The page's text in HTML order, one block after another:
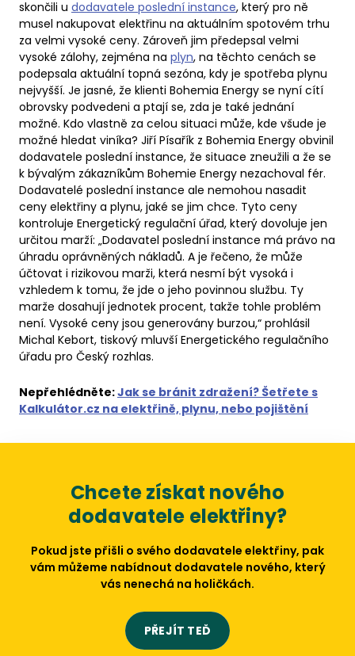
skončili u dodavatele poslední instance, který pro ně
musel nakupovat elektřinu na aktuálním spotovém trhu
za velmi vysoké ceny. Zároveň jim předepsal velmi
vysoké zálohy, zejména na plyn, na těchto cenách se
podepsala aktuální topná sezóna, kdy je spotřeba plynu
nejvyšší. Je jasné, že klienti Bohemia Energy se nyní cítí
obrovsky podvedeni a ptají se, zda je také jednání
možné. Kdo vlastně za celou situaci může, kde všude je
možné hledat viníka? Jiří Písařík z Bohemia Energy obvinil
dodavatele poslední instance, že situace zneužili a že se
k bývalým zákazníkům Bohemie Energy nezachoval fér.
Dodavatelé poslední instance ale nemohou nasadit
ceny elektřiny a plynu, jaké se jim chce. Tyto ceny
kontroluje Energetický regulační úřad, který dovoluje jen
určitou marží: „Dodavatel poslední instance má právo na
úhradu oprávněných nákladů. A je řečeno, že může
účtovat i rizikovou marži, která nesmí být vysoká i
vzhledem k tomu, že jde o jeho povinnou službu. Ty
marže dosahují jednotek procent, takže tohle problém
není. Vysoké ceny jsou generovány burzou,“ prohlásil
Michal Kebort, tiskový mluvší Energetického regulačního
úřadu pro Český rozhlas.
Nepřehlédněte:Jak se bránit zdražení? Šetřete s
Kalkulátor.cz na elektřině, plynu, nebo pojištění
Chcete získat nového
dodavatele elektřiny?
Pokud jste přišli o svého dodavatele elektřiny, pak
vám můžeme nabídnout dodavatele nového, který
vás nenechá na holičkách.
PŘEJÍT TEĎ